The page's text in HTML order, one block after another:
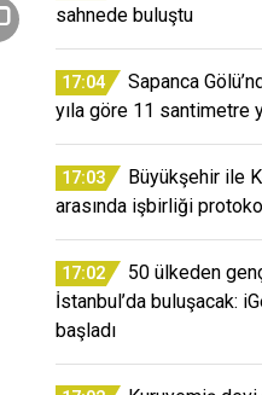
sahnede buluştu
17:04
Sapanca
yıla göre 11 santimetre
17:03
Büyükşehir ile
arasında işbirliği
17:02
50 ülkeden
İstanbul’da buluşacak:
başladı